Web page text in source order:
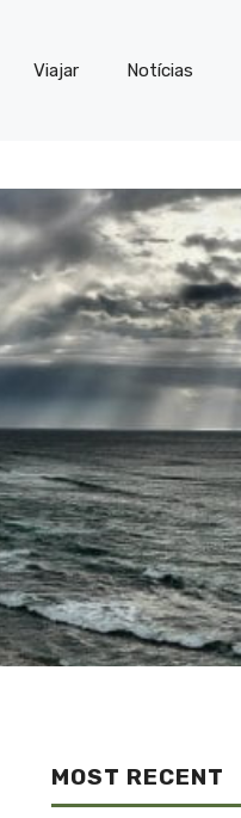
Viajar Notícias
MOST RECENT